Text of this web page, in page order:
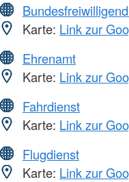
Karte: Link zur
Ehrenamt
Karte: Link zur
Fahrdienst
Karte: Link zur
Flugdienst
Karte: Link zur